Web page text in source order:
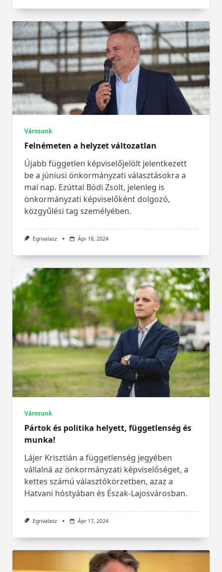
Városunk
Felnémeten a helyzet változatlan
Újabb független képviselőjelölt jelentkezett
be a júniusi önkormányzati választásokra a
mai nap. Ezúttal Bódi Zsolt, jelenleg is
önkormányzati képviselőként dolgozó,
közgyűlési tag személyében.
Egrivalasz Ápr 18, 2024
Városunk
Pártok és politika helyett, függetlenség és
munka!
Lájer Krisztián a függetlenség jegyében
vállalná az önkormányzati képviselőséget, a
kettes számú választókörzetben, azaz a
Hatvani hóstyában és Észak-Lajosvárosban.
Egrivalasz Ápr 17, 2024